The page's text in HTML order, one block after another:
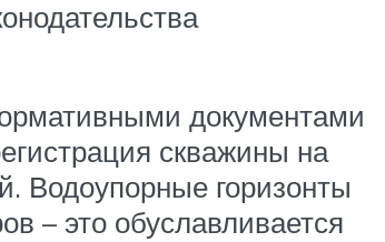
документами
скважины на
Водоупорные горизонты
– это обуславливается